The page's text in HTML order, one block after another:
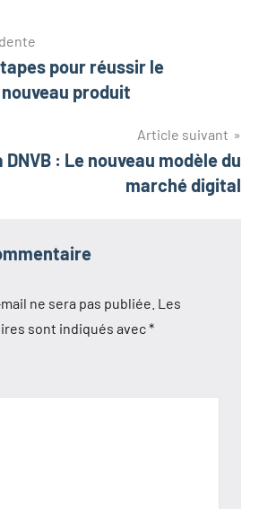
pour réussir le
produit
Article suivant
: Le nouveau modèle du
marché digital
ne sera pas publiée. Les
sont indiqués avec*